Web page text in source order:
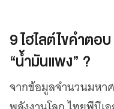
9 ไฮไลต์ไขคำตอ
“น้ำมันแพง” ?
จากข้อมูลจำนวนมหา